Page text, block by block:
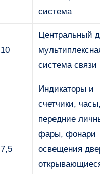
система
10
Центральный
мультиплексная
система связи
7,5
Индикаторы и
счетчики, часы,
передние
фары, фонари
освещения
открывающиеся